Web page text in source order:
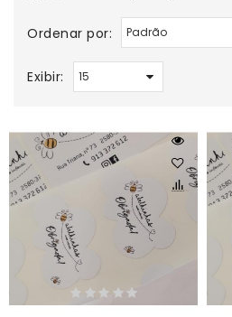
Ordenar por:
Exibir: